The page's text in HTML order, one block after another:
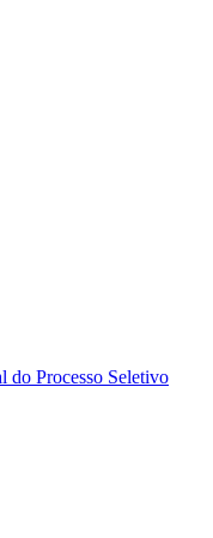
do Processo Seletivo